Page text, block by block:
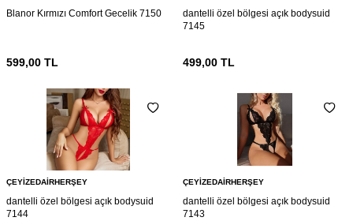
Blanor Kırmızı Comfort Gecelik 7150
599,00 TL
dantelli özel bölgesi açık bodysuid
7145
499,00 TL
ÇEYIZEDAIRHERŞEY
dantelli özel bölgesi açık bodysuid
7144
ÇEYIZEDAIRHERŞEY
dantelli özel bölgesi açık bodysuid
7143